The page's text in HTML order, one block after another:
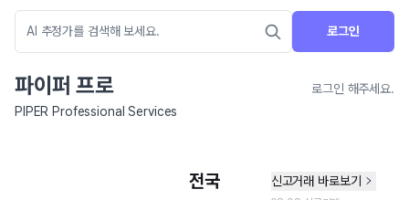
로그인
파이퍼 프로
로그인 해주세요.
PIPER Professional Services